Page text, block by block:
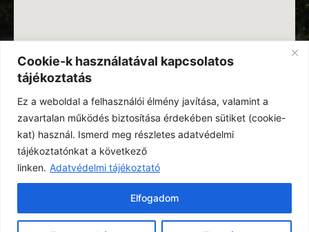
Cookie-k használatával kapcsolatos
tájékoztatás
Ez a weboldal a felhasználói élmény javítása, valamint a
zavartalan működés biztosítása érdekében sütiket (cookie-
kat) használ. Ismerd meg részletes adatvédelmi
tájékoztatónkat a következő
linken. Adatvédelmi tájékoztató
Elfogadom
© Minden jog fenntartva